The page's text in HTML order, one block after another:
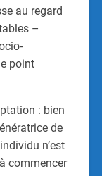
au regard
–
point
: bien
de
n’est
commencer